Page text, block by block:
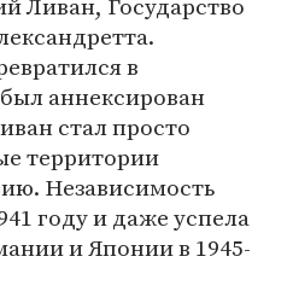
в
аннексирован
стал просто
территории
Независимость
году и даже успела
и Японии в 1945-